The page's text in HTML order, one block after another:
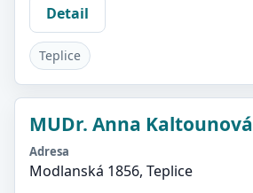
Detail
Teplice
MUDr. Anna Kaltounová
Adresa
Modlanská 1856, Teplice